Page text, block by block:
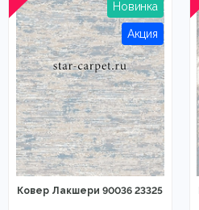
Ковер Лакшери 90036 23325